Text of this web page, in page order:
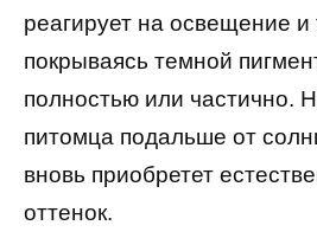
реагирует на освещение и
покрываясь темной
полностью или частично.
питомца подальше от
вновь приобретет
оттенок.